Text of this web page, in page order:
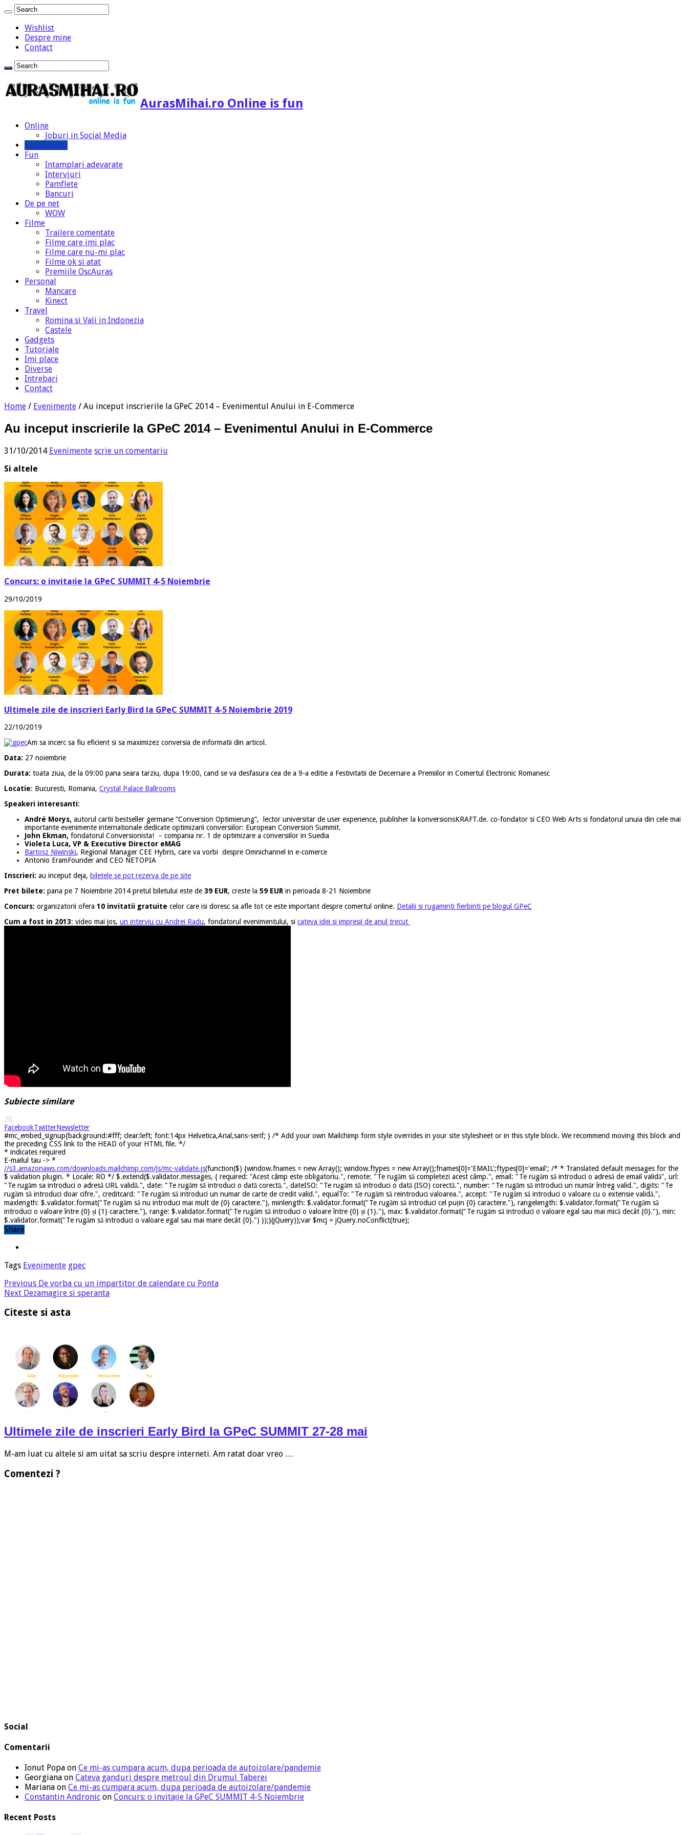
Wishlist
Despre mine
Contact
AurasMihai.ro Online is fun
Online
Joburi in Social Media
Evenimente
Fun
Intamplari adevarate
Interviuri
Pamflete
Bancuri
De pe net
WOW
Filme
Trailere comentate
Filme care imi plac
Filme care nu-mi plac
Filme ok si atat
Premiile OscAuras
Personal
Mancare
Kinect
Travel
Romina si Vali in Indonezia
Castele
Gadgets
Tutoriale
Imi place
Diverse
Intrebari
Contact
Home / Evenimente / Au inceput inscrierile la GPeC 2014 – Evenimentul Anului in E-Commerce
Au inceput inscrierile la GPeC 2014 – Evenimentul Anului in E-Commerce
31/10/2014 Evenimente scrie un comentariu
Si altele
Concurs: o invitație la GPeC SUMMIT 4-5 Noiembrie
29/10/2019
Ultimele zile de inscrieri Early Bird la GPeC SUMMIT 4-5 Noiembrie 2019
22/10/2019
Am sa incerc sa fiu eficient si sa maximizez conversia de informatii din articol.
Data: 27 noiembrie
Durata: toata ziua, de la 09:00 pana seara tarziu, dupa 19:00, cand se va desfasura cea de a 9-a editie a Festivitatii de Decernare a Premiilor in Comertul Electronic Romanesc
Locatie: Bucuresti, Romania, Crystal Palace Ballrooms
Speakeri interesanti:
André Morys, autorul cartii bestseller germane “Conversion Optimierung”, lector universitar de user experience, publisher la konversionsKRAFT.de. co-fondator si CEO Web Arts si fondatorul unuia din cele mai
importante evenimente internationale dedicate optimizarii conversiilor: European Conversion Summit.
John Ekman, fondatorul Conversionista! – compania nr. 1 de optimizare a conversiilor in Suedia
Violeta Luca, VP & Executive Director eMAG
Bartosz Niwinski, Regional Manager CEE Hybris, care va vorbi despre Omnichannel in e-comerce
Antonio EramFounder and CEO NETOPIA
Inscrieri: au inceput deja, biletele se pot rezerva de pe site
Pret bilete: pana pe 7 Noiembrie 2014 pretul biletului este de 39 EUR, creste la 59 EUR in perioada 8-21 Noiembrie
Concurs: organizatorii ofera 10 invitatii gratuite celor care isi doresc sa afle tot ce este important despre comertul online. Detalii si rugaminti fierbinti pe blogul GPeC
Cum a fost in 2013: video mai jos, un interviu cu Andrei Radu, fondatorul evenimentului, si cateva idei si impresii de anul trecut
Subiecte similare
20
FacebookTwitterNewsletter
#mc_embed_signup{background:#fff; clear:left; font:14px Helvetica,Arial,sans-serif; } /* Add your own Mailchimp form style overrides in your site stylesheet or in this style block. We recommend moving this block and
the preceding CSS link to the HEAD of your HTML file. */
* indicates required
E-mailul tau -> *
//s3.amazonaws.com/downloads.mailchimp.com/js/mc-validate.js(function($) {window.fnames = new Array(); window.ftypes = new Array();fnames[0]='EMAIL';ftypes[0]='email'; /* * Translated default messages for the
$ validation plugin. * Locale: RO */ $.extend($.validator.messages, { required: "Acest câmp este obligatoriu.", remote: "Te rugăm să completezi acest câmp.", email: "Te rugăm să introduci o adresă de email validă", url:
"Te rugăm sa introduci o adresă URL validă.", date: "Te rugăm să introduci o dată corectă.", dateISO: "Te rugăm să introduci o dată (ISO) corectă.", number: "Te rugăm să introduci un număr întreg valid.", digits: "Te
rugăm să introduci doar cifre.", creditcard: "Te rugăm să introduci un numar de carte de credit valid.", equalTo: "Te rugăm să reintroduci valoarea.", accept: "Te rugăm să introduci o valoare cu o extensie validă.",
maxlength: $.validator.format("Te rugăm să nu introduci mai mult de {0} caractere."), minlength: $.validator.format("Te rugăm să introduci cel puțin {0} caractere."), rangelength: $.validator.format("Te rugăm să
introduci o valoare între {0} și {1} caractere."), range: $.validator.format("Te rugăm să introduci o valoare între {0} și {1}."), max: $.validator.format("Te rugăm să introduci o valoare egal sau mai mică decât {0}."), min:
$.validator.format("Te rugăm să introduci o valoare egal sau mai mare decât {0}.") });}(jQuery));var $mcj = jQuery.noConflict(true);
Share
Tags Evenimente gpec
Previous De vorba cu un impartitor de calendare cu Ponta
Next Dezamagire si speranta
Citeste si asta
Ultimele zile de inscrieri Early Bird la GPeC SUMMIT 27-28 mai
M-am luat cu altele si am uitat sa scriu despre interneti. Am ratat doar vreo …
Comentezi ?
Social
Comentarii
Ionut Popa on Ce mi-as cumpara acum, dupa perioada de autoizolare/pandemie
Georgiana on Cateva ganduri despre metroul din Drumul Taberei
Mariana on Ce mi-as cumpara acum, dupa perioada de autoizolare/pandemie
Constantin Andronic on Concurs: o invitație la GPeC SUMMIT 4-5 Noiembrie
Recent Posts